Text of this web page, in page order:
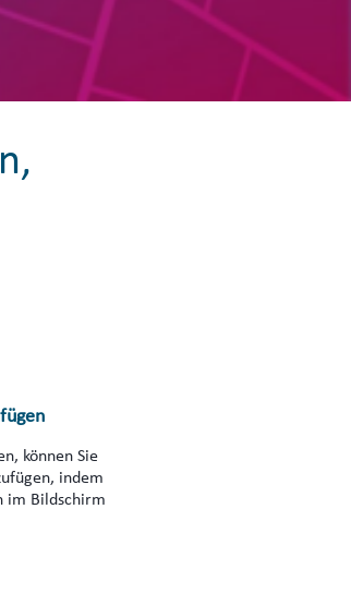
können Sie
indem
im Bildschirm